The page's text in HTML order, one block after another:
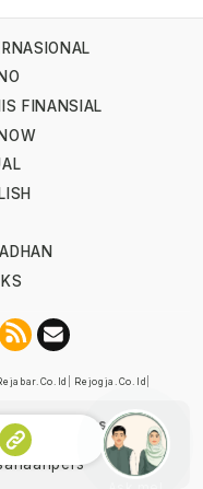
FINANSIAL
Rejogja.co.id
Dewan Pers
K/XII/2022